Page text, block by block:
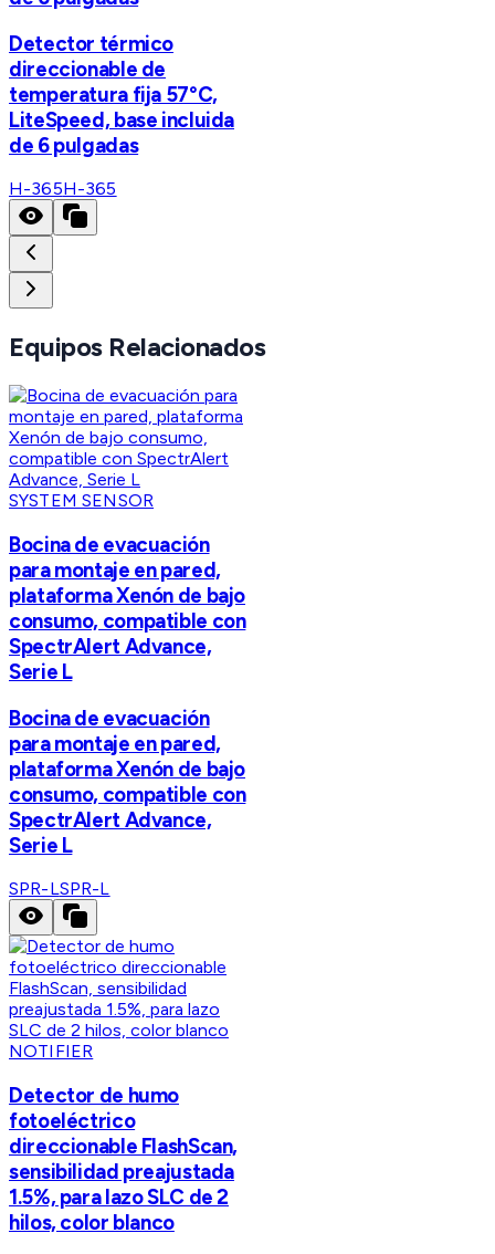
Detector térmico
direccionable de
temperatura fija 57°C,
LiteSpeed, base incluida
de 6 pulgadas
H-365H-365
Equipos Relacionados
SYSTEM SENSOR
Bocina de evacuación
para montaje en pared,
plataforma Xenón de bajo
consumo, compatible con
SpectrAlert Advance,
Serie L
Bocina de evacuación
para montaje en pared,
plataforma Xenón de bajo
consumo, compatible con
SpectrAlert Advance,
Serie L
SPR-LSPR-L
NOTIFIER
Detector de humo
fotoeléctrico
direccionable FlashScan,
sensibilidad preajustada
1.5%, para lazo SLC de 2
hilos, color blanco